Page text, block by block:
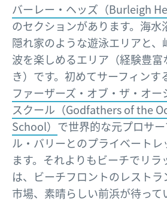
バーレー・ヘッズ（Burleigh
のセクションがあります。海水
隠れ家のような遊泳エリアと
波を楽しめるエリア（経験豊富
き）です。初めてサーフィンす
ファーザーズ・オブ・ザ・オー
スクール（Godfathers of the
School） で世界的な元プロサ
ル・バリーとのプライベート
ます。それよりもビーチでリラ
は、ビーチフロントのレスト
市場、素晴らしい前浜が待って